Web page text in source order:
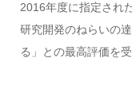
2016年度に指定され
研究開発のねらいの
る」との最高評価を